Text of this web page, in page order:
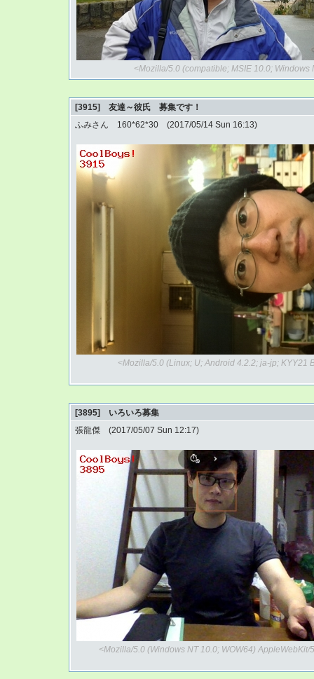
<Mozilla/5.0 (compatible; MSIE 10.0;
[3915] 友達～彼氏 募集です！
ふみさん 160*62*30 (2017/05/14 Sun 16:13)
<Mozilla/5.0 (Linux; U; Android 4.2.2; ja-jp;
[3895] いろいろ募集
張龍傑 (2017/05/07 Sun 12:17)
<Mozilla/5.0 (Windows NT 10.0; WOW64)